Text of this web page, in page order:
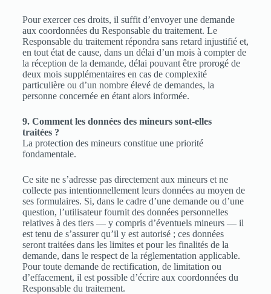
Pour exercer ces droits, il suffit d’envoyer une demande
aux coordonnées du Responsable du traitement. Le
Responsable du traitement répondra sans retard injustifié et,
en tout état de cause, dans un délai d’un mois à compter de
la réception de la demande, délai pouvant être prorogé de
deux mois supplémentaires en cas de complexité
particulière ou d’un nombre élevé de demandes, la
personne concernée en étant alors informée.
9. Comment les données des mineurs sont-elles
traitées ?
La protection des mineurs constitue une priorité
fondamentale.
Ce site ne s’adresse pas directement aux mineurs et ne
collecte pas intentionnellement leurs données au moyen de
ses formulaires. Si, dans le cadre d’une demande ou d’une
question, l’utilisateur fournit des données personnelles
relatives à des tiers — y compris d’éventuels mineurs — il
est tenu de s’assurer qu’il y est autorisé ; ces données
seront traitées dans les limites et pour les finalités de la
demande, dans le respect de la réglementation applicable.
Pour toute demande de rectification, de limitation ou
d’effacement, il est possible d’écrire aux coordonnées du
Responsable du traitement.